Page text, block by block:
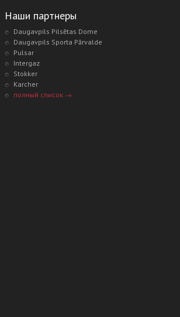
Наши партнеры
Daugavpils Pilsētas Dome
Daugavpils Sporta Pārvalde
Pulsar
Intergaz
Stokker
Karcher
полный список →